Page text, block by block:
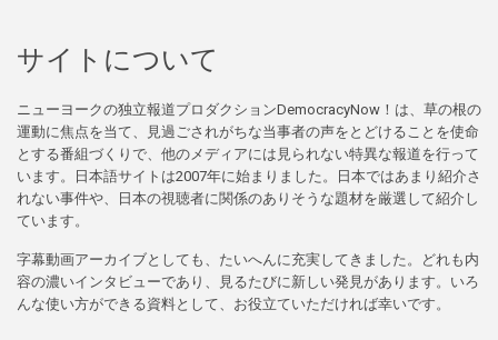
サイトについて
ニューヨークの独立報道プロダクションDemocracyNow！は、草の根の
運動に焦点を当て、見過ごされがちな当事者の声をとどけることを使命
とする番組づくりで、他のメディアには見られない特異な報道を行って
います。日本語サイトは2007年に始まりました。日本ではあまり紹介さ
れない事件や、日本の視聴者に関係のありそうな題材を厳選して紹介し
ています。
字幕動画アーカイブとしても、たいへんに充実してきました。どれも内
容の濃いインタビューであり、見るたびに新しい発見があります。いろ
んな使い方ができる資料として、お役立ていただければ幸いです。